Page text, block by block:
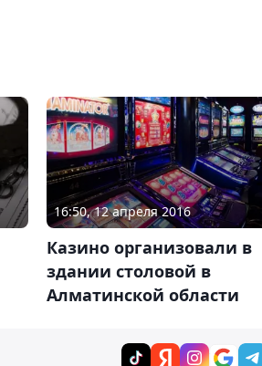
16:50, 12 апреля 2016
Казино организовали в
здании столовой в
Алматинской области